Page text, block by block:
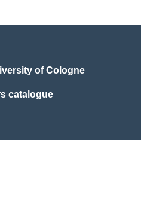
of Cologne
catalogue